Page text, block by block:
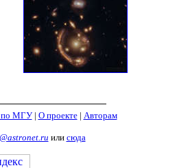
по МГУ| О проекте| Авторам
или сюда